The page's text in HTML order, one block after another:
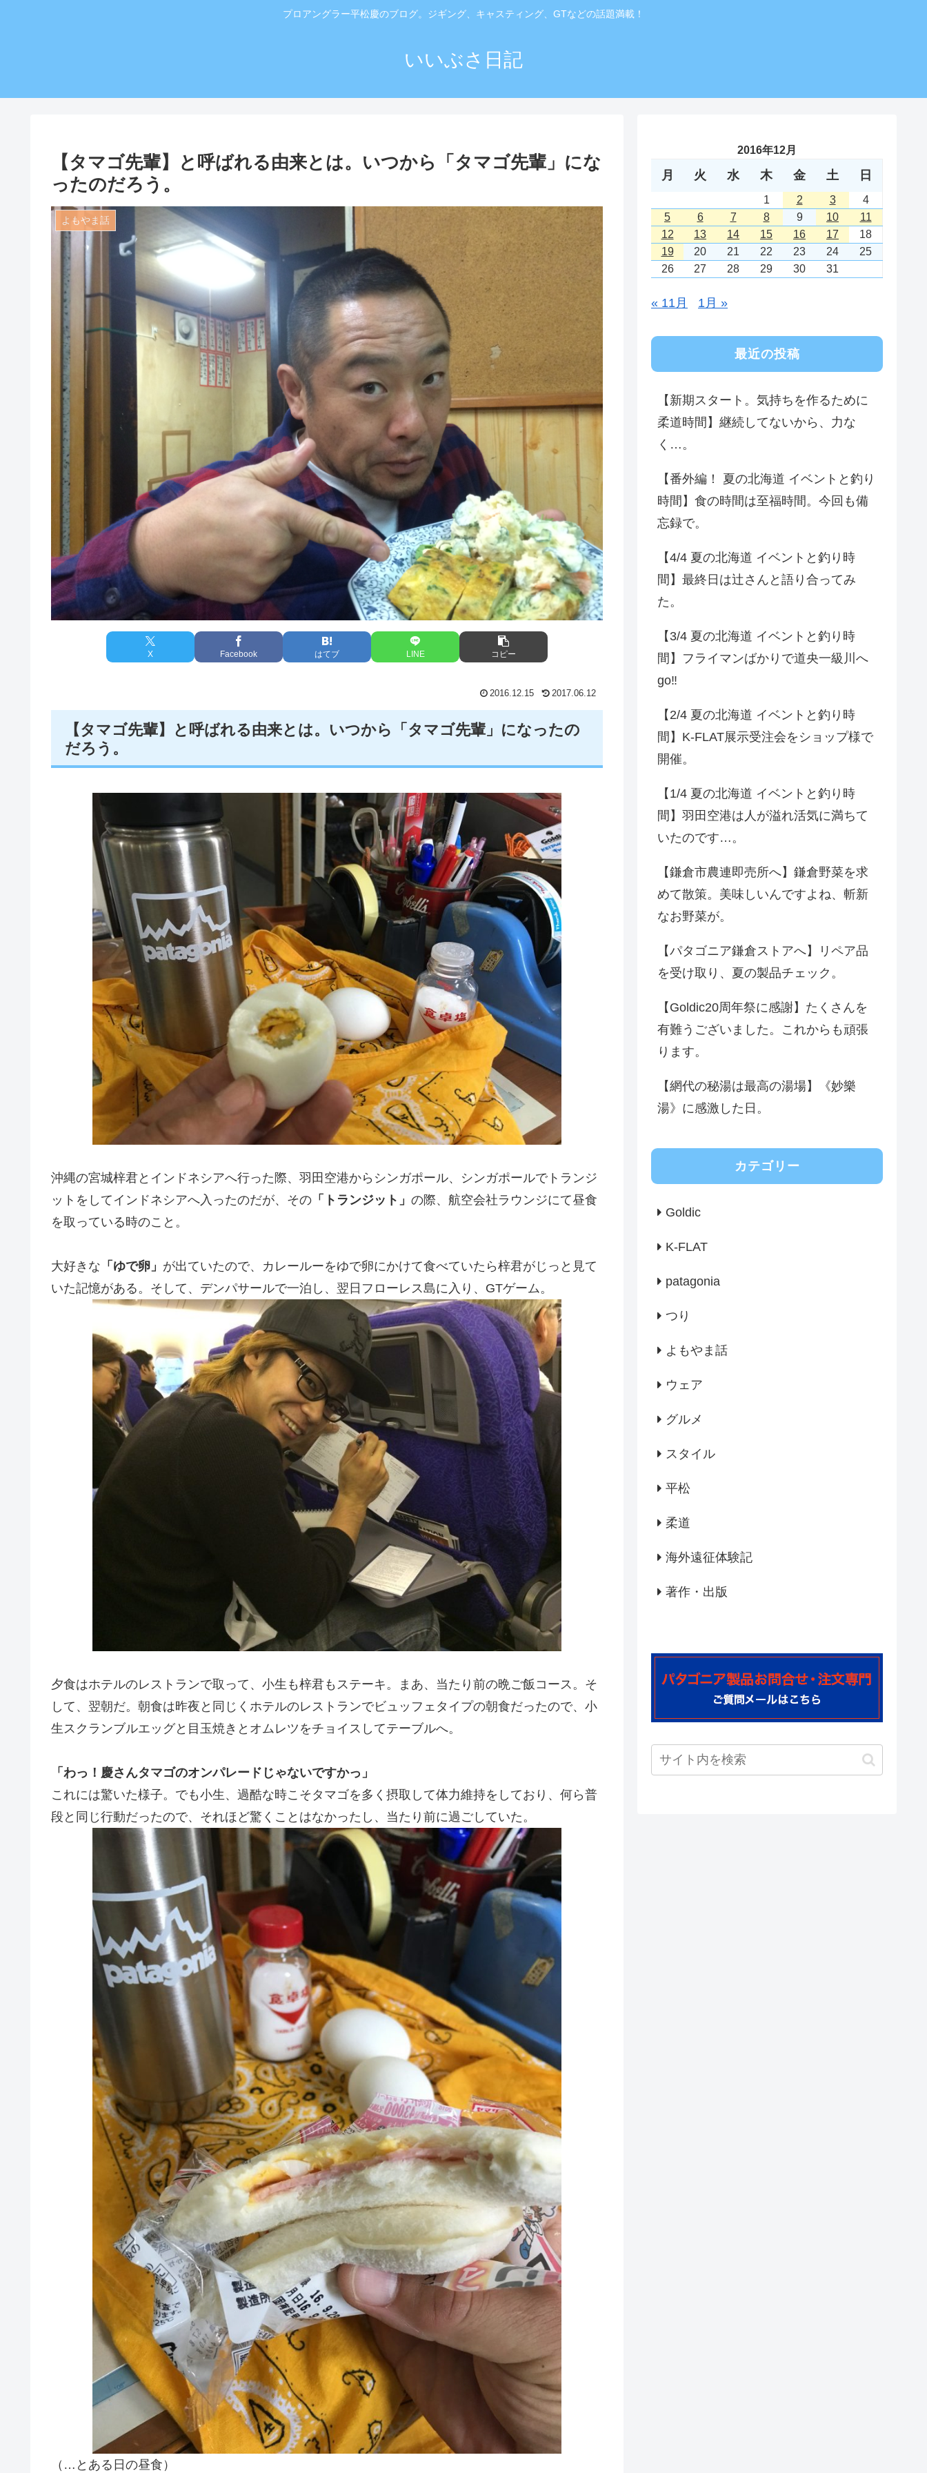
プロアングラー平松慶のブログ。ジギング、キャスティング、GTなどの話題満載！
いいぶさ日記
【タマゴ先輩】と呼ばれる由来とは。いつから「タマゴ先輩」にな
ったのだろう。
よもやま話
X Facebook はてブ LINE コピー
2016.12.15 2017.06.12
【タマゴ先輩】と呼ばれる由来とは。いつから「タマゴ先輩」になったの
だろう。
沖縄の宮城梓君とインドネシアへ行った際、羽田空港からシンガポール、シンガポールでトランジ
ットをしてインドネシアへ入ったのだが、その 「トランジット」 の際、航空会社ラウンジにて昼食
を取っている時のこと。
大好きな 「ゆで卵」 が出ていたので、カレールーをゆで卵にかけて食べていたら梓君がじっと見て
いた記憶がある。そして、デンパサールで一泊し、翌日フローレス島に入り、GTゲーム。
夕食はホテルのレストランで取って、小生も梓君もステーキ。まあ、当たり前の晩ご飯コース。そ
して、翌朝だ。朝食は昨夜と同じくホテルのレストランでビュッフェタイプの朝食だったので、小
生スクランブルエッグと目玉焼きとオムレツをチョイスしてテーブルへ。
「わっ！慶さんタマゴのオンパレードじゃないですかっ」
これには驚いた様子。でも小生、過酷な時こそタマゴを多く摂取して体力維持をしており、何ら普
段と同じ行動だったので、それほど驚くことはなかったし、当たり前に過ごしていた。
（…とある日の昼食）
2016年12月
月 火 水 木 金 土 日
1 2 3
4
5
6 7 8 9 10
11
12
13 14 15 16 17
18
19
20 21 22 23 24
25
26
27 28 29 30 31
« 11月 1月 »
最近の投稿
【新期スタート。気持ちを作るために
柔道時間】継続してないから、力な
く…。
【番外編！ 夏の北海道 イベントと釣り
時間】食の時間は至福時間。今回も備
忘録で。
【4/4 夏の北海道 イベントと釣り時
間】最終日は辻さんと語り合ってみ
た。
【3/4 夏の北海道 イベントと釣り時
間】フライマンばかりで道央一級川へ
go‼️
【2/4 夏の北海道 イベントと釣り時
間】K-FLAT展示受注会をショップ様で
開催。
【1/4 夏の北海道 イベントと釣り時
間】羽田空港は人が溢れ活気に満ちて
いたのです…。
【鎌倉市農連即売所へ】鎌倉野菜を求
めて散策。美味しいんですよね、斬新
なお野菜が。
【パタゴニア鎌倉ストアへ】リペア品
を受け取り、夏の製品チェック。
【Goldic20周年祭に感謝】たくさんを
有難うございました。これからも頑張
ります。
【網代の秘湯は最高の湯場】《妙樂
湯》に感激した日。
カテゴリー
Goldic
K-FLAT
patagonia
つり
よもやま話
ウェア
グルメ
スタイル
平松
柔道
海外遠征体験記
著作・出版